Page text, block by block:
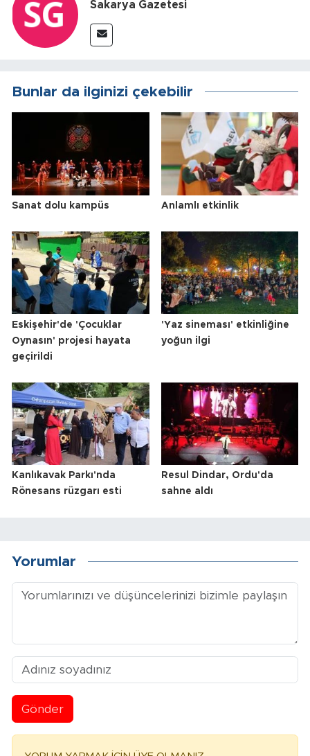
Sakarya Gazetesi
Bunlar da ilginizi çekebilir
Sanat dolu kampüs Anlamlı etkinlik
Eskişehir'de 'Çocuklar
Oynasın' projesi hayata
geçirildi
'Yaz sineması' etkinliğine
yoğun ilgi
Kanlıkavak Parkı'nda
Rönesans rüzgarı esti
Resul Dindar, Ordu'da
sahne aldı
Yorumlar
Gönder